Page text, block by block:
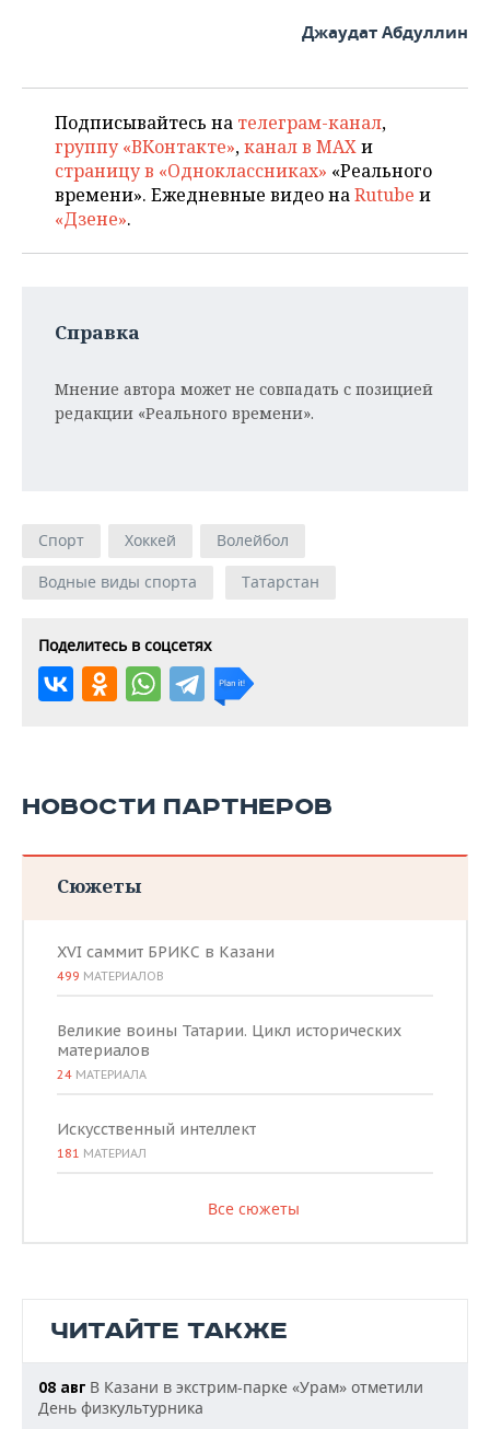
Джаудат Абдуллин
Подписывайтесь на телеграм-канал,
группу «ВКонтакте»,канал в MAXи
страницу в «Одноклассниках» «Реального
времени». Ежедневные видео наRutube и
«Дзене».
Справка
Мнение автора может не совпадать с позицией
редакции «Реального времени».
Спорт Хоккей
Волейбол
Водные виды спорта
Татарстан
Поделитесь в соцсетях
НОВОСТИ ПАРТНЕРОВ
Сюжеты
XVI саммит БРИКС в Казани
499 МАТЕРИАЛОВ
Великие воины Татарии. Цикл исторических
материалов
24 МАТЕРИАЛА
Искусственный интеллект
181 МАТЕРИАЛ
Все сюжеты
ЧИТАЙТЕ ТАКЖЕ
08 авг В Казани в экстрим-парке «Урам» отметили
День физкультурника